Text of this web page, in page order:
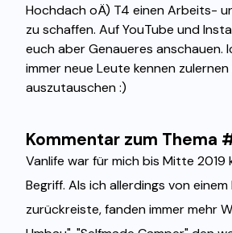
Hochdach oÄ) T4 einen Arbeits-
zu schaffen. Auf YouTube und
euch aber Genaueres anschauen.
immer neue Leute kennen
auszutauschen :)
Kommentar zum Thema
Vanlife war für mich bis Mitte 2019
Begriff. Als ich allerdings von
zurückreiste, fanden immer mehr